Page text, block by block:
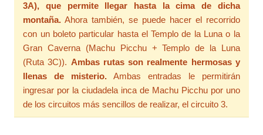
3A), que permite llegar hasta la cima de dicha
montaña. Ahora también, se puede hacer el recorrido
con un boleto particular hasta el Templo de la Luna o la
Gran Caverna (Machu Picchu + Templo de la Luna
(Ruta 3C)). Ambas rutas son realmente hermosas y
llenas de misterio. Ambas entradas le permitirán
ingresar por la ciudadela inca de Machu Picchu por uno
de los circuitos más sencillos de realizar, el circuito 3.